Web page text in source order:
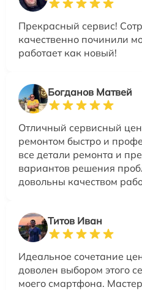
Прекрасный сервис!
качественно починили
работает как новый!
Богданов Матвей
Отличный сервисный
ремонтом быстро и
все детали ремонта и
вариантов решения
довольны качеством
Титов Иван
Идеальное сочетание
доволен выбором этого
моего смартфона.